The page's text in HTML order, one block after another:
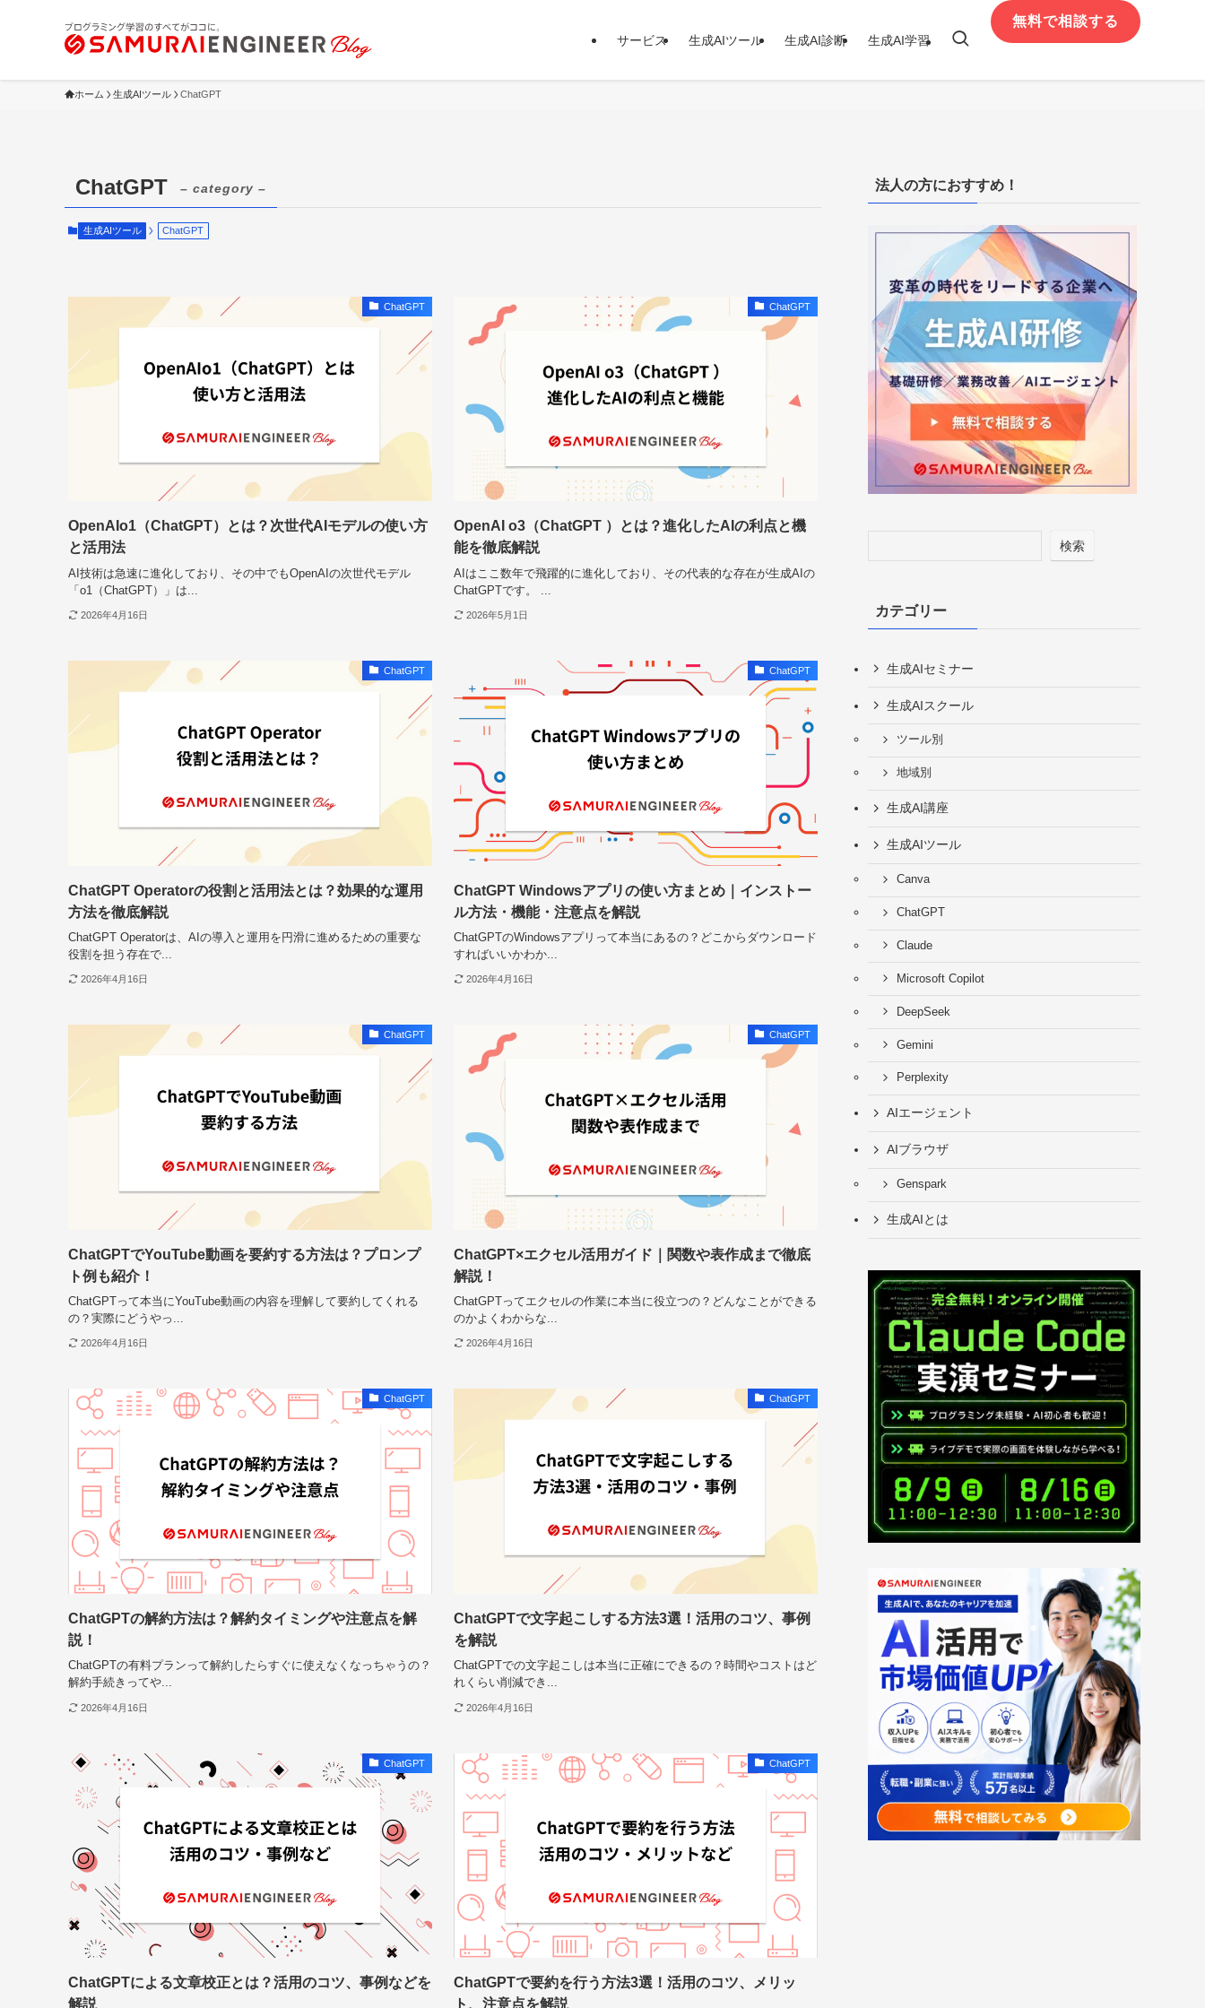
サービス 生成AIツール 生成AI診断 生成AI学習
無料で相談する
ホーム 生成AIツール ChatGPT
ChatGPT – category –
生成AIツール ChatGPT
ChatGPT
OpenAIo1（ChatGPT）とは？次世代AIモデルの使い方
と活用法
AI技術は急速に進化しており、その中でもOpenAIの次世代モデル
「o1（ChatGPT）」は...
2026年4月16日
ChatGPT
OpenAI o3（ChatGPT ）とは？進化したAIの利点と機
能を徹底解説
AIはここ数年で飛躍的に進化しており、その代表的な存在が生成AIの
ChatGPTです。 ...
2026年5月1日
ChatGPT
ChatGPT Operatorの役割と活用法とは？効果的な運用
方法を徹底解説
ChatGPT Operatorは、AIの導入と運用を円滑に進めるための重要な
役割を担う存在で...
2026年4月16日
ChatGPT
ChatGPT Windowsアプリの使い方まとめ｜インストー
ル方法・機能・注意点を解説
ChatGPTのWindowsアプリって本当にあるの？どこからダウンロード
すればいいかわか...
2026年4月16日
ChatGPT
ChatGPTでYouTube動画を要約する方法は？プロンプ
ト例も紹介！
ChatGPTって本当にYouTube動画の内容を理解して要約してくれる
の？実際にどうやっ...
2026年4月16日
ChatGPT
ChatGPT×エクセル活用ガイド｜関数や表作成まで徹底
解説！
ChatGPTってエクセルの作業に本当に役立つの？どんなことができる
のかよくわからな...
2026年4月16日
ChatGPT
ChatGPTの解約方法は？解約タイミングや注意点を解
説！
ChatGPTの有料プランって解約したらすぐに使えなくなっちゃうの？
解約手続きってや...
2026年4月16日
ChatGPT
ChatGPTで文字起こしする方法3選！活用のコツ、事例
を解説
ChatGPTでの文字起こしは本当に正確にできるの？時間やコストはど
れくらい削減でき...
2026年4月16日
ChatGPT
ChatGPTによる文章校正とは？活用のコツ、事例などを
解説
ChatGPT
ChatGPTで要約を行う方法3選！活用のコツ、メリッ
ト、注意点を解説
法人の方におすすめ！
検索
カテゴリー
生成AIセミナー
生成AIスクール
ツール別
地域別
生成AI講座
生成AIツール
Canva
ChatGPT
Claude
Microsoft Copilot
DeepSeek
Gemini
Perplexity
AIエージェント
AIブラウザ
Genspark
生成AIとは